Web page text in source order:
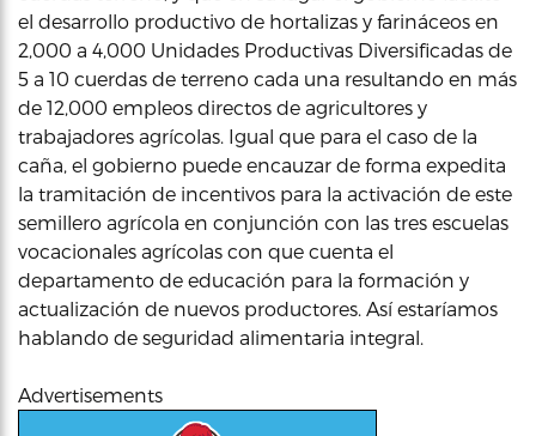
el desarrollo productivo de hortalizas y farináceos en
2,000 a 4,000 Unidades Productivas Diversificadas de
5 a 10 cuerdas de terreno cada una resultando en más
de 12,000 empleos directos de agricultores y
trabajadores agrícolas. Igual que para el caso de la
caña, el gobierno puede encauzar de forma expedita
la tramitación de incentivos para la activación de este
semillero agrícola en conjunción con las tres escuelas
vocacionales agrícolas con que cuenta el
departamento de educación para la formación y
actualización de nuevos productores. Así estaríamos
hablando de seguridad alimentaria integral.
Advertisements